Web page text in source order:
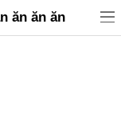
ăn ăn ăn